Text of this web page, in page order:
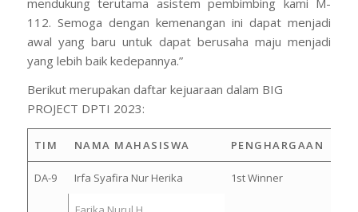
112. Semoga dengan kemenangan ini dapat menjadi
awal yang baru untuk dapat berusaha maju menjadi
yang lebih baik kedepannya.”
Berikut merupakan daftar kejuaraan dalam BIG
PROJECT DPTI 2023:
TIM NAMA MAHASISWA PENGHARGAAN
DA-9 Irfa Syafira Nur Herika 1st Winner